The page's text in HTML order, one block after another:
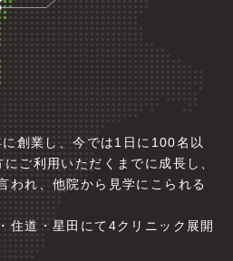
創業し、今では1日に100名以
ご利用いただくまでに成長し、
われ、他院から見学にこられる
住道・星田にて4クリニック展開